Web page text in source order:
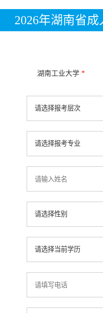
2026年湖南省
湖南工业大学 *